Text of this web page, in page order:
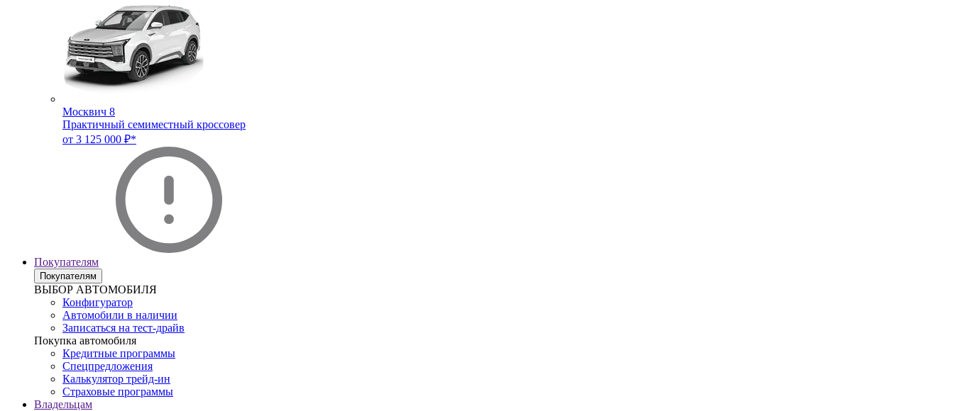
Москвич 8
Практичный семиместный кроссовер
от 3 125 000 ₽*
Покупателям
Покупателям
ВЫБОР АВТОМОБИЛЯ
Конфигуратор
Автомобили в наличии
Записаться на тест-драйв
Покупка автомобиля
Кредитные программы
Спецпредложения
Калькулятор трейд-ин
Страховые программы
Владельцам